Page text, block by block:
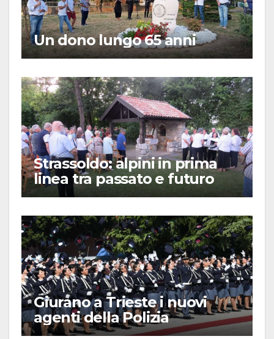
Un dono lungo 65 anni
Strassoldo: alpini in prima
linea tra passato e futuro
Giurano a Trieste i nuovi
agenti della Polizia